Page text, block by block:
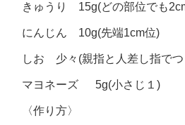
きゅうり 15g(どの部位でも
にんじん 10g(先端1cm位)
しお 少々(親指と人差し指でつ
マヨネーズ 5g(小さじ１)
〈作り方〉